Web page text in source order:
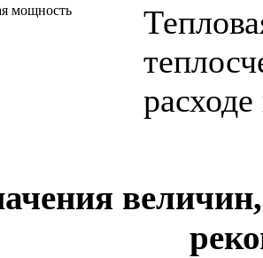
мощность